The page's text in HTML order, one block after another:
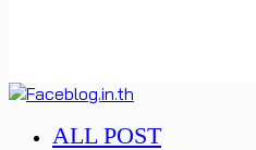
ALL POST